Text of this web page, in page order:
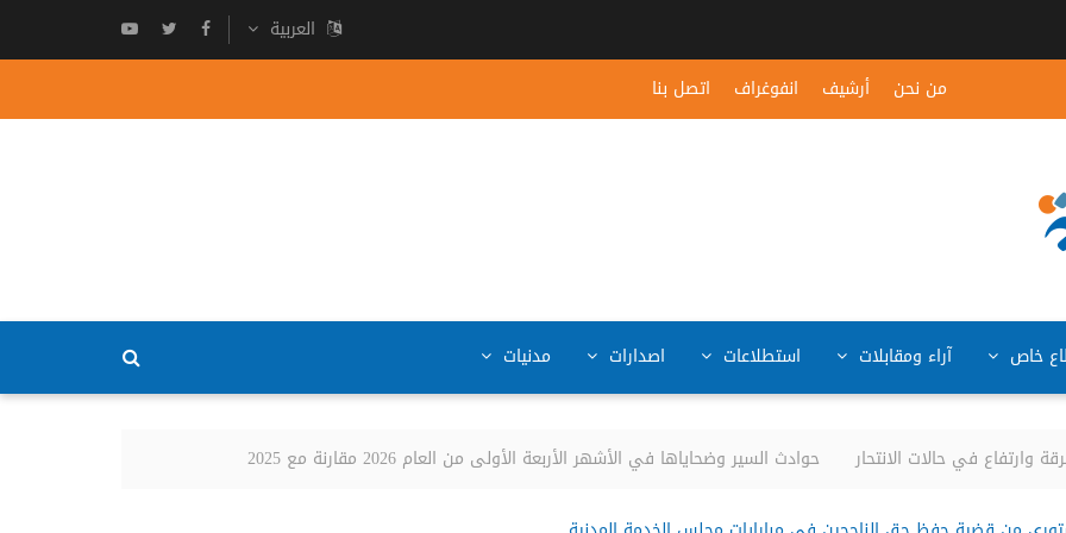
العربية
من نحن
أرشيف انفوغراف اتصل بنا
خاص آراء ومقابلات استطلاعات اصدارات مدنيات
حوادث السير وضحاياها في الأشهر الأربعة الأولى من العام 2026 مقارنة مع 2025 في حالات الانتحار